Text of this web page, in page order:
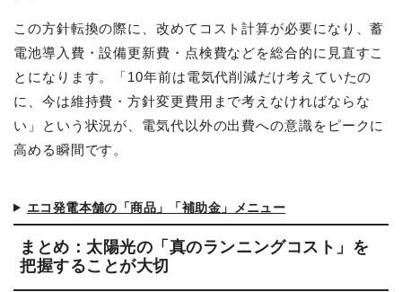
この方針転換の際に、改めてコスト計算が必要になり、蓄
電池導入費・設備更新費・点検費などを総合的に見直すこ
とになります。「10年前は電気代削減だけ考えていたの
に、今は維持費・方針変更費用まで考えなければならな
い」という状況が、電気代以外の出費への意識をピークに
高める瞬間です。
エコ発電本舗の「商品」「補助金」メニュー
まとめ：太陽光の「真のランニングコスト」を
把握することが大切